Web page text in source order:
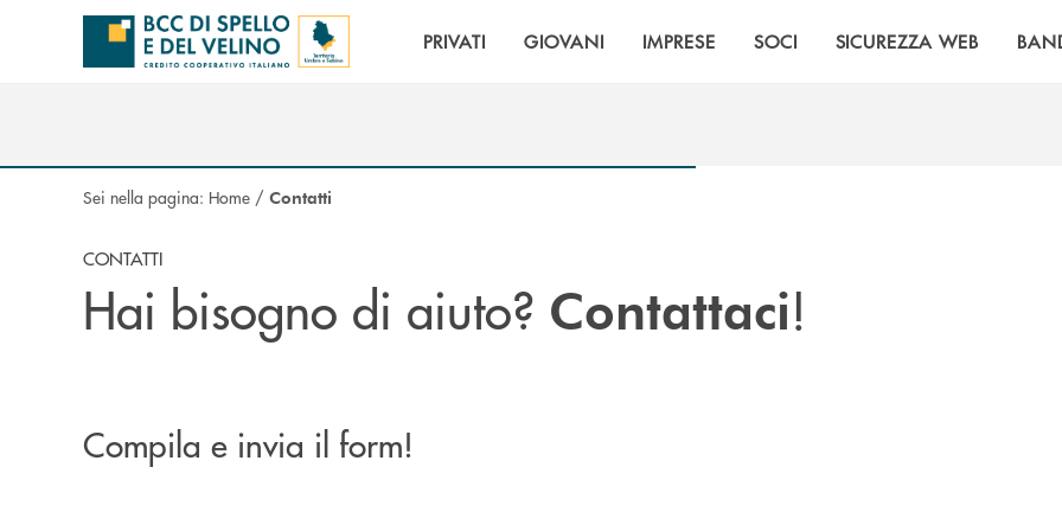
Salta al contenuto principale
PRIVATI GIOVANI IMPRESE SOCI SICUREZZA WEB
Sei nella pagina: Home / Contatti
CONTATTI
Hai bisogno di aiuto? Contattaci!
Compila e invia il form!